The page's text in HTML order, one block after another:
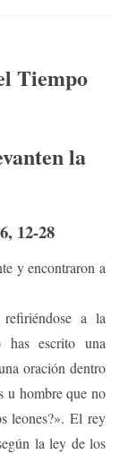
Tiempo
la
6, 12-28
y encontraron a
a la
has escrito una
oración dentro
u hombre que no
leones?». El rey
la ley de los